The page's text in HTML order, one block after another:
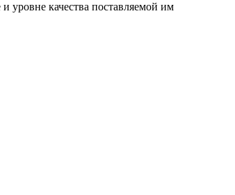
уровне качества поставляемой им